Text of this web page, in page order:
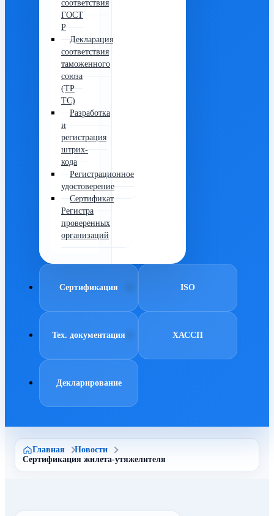
соответствия
ГОСТ
Р
Декларация
соответствия
таможенного
союза
(ТР
ТС)
Разработка
и
регистрация
штрих-
кода
Регистрационное
удостоверение
Сертификат
Регистра
проверенных
организаций
Сертификация ISO
Тех. документация ХАССП
Декларирование
Главная
Новости
Сертификация жилета-утяжелителя